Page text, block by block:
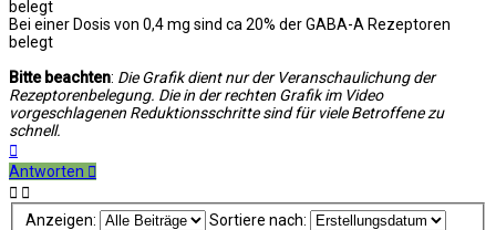
belegt
Bei einer Dosis von 0,4 mg sind ca 20% der GABA-A Rezeptoren
belegt
Bitte beachten: Die Grafik dient nur der Veranschaulichung der
Rezeptorenbelegung. Die in der rechten Grafik im Video
vorgeschlagenen Reduktionsschritte sind für viele Betroffene zu
schnell.
oben
Antworten
Anzeigen:
Sortiere nach: